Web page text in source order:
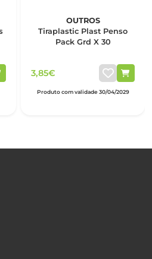
OUTROS
Tiraplastic Plast Penso
Pack Grd X 30
3,85€
Produto com validade 30/04/2029